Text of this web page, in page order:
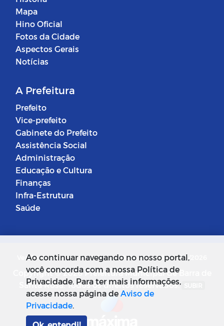
Mapa
Hino Oficial
Fotos da Cidade
Aspectos Gerais
Notícias
A Prefeitura
Prefeito
Vice-prefeito
Gabinete do Prefeito
Assistência Social
Administração
Educação e Cultura
Finanças
Infra-Estrutura
Saúde
Versão do Sistema: 5.0.268 Data da Versão: 18/03/2026
Copyright © 2026 Prefeitura Municipal de Barra de
Santa Rosa. Todos os direitos reservados.
Ao continuar navegando no nosso portal,
você concorda com a nossa Política de
Privacidade. Para ter mais informações,
acesse nossa página deAviso de
Privacidade.